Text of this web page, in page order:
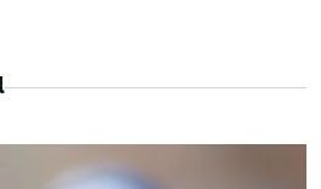
7η θέση παγκοσμίως στις